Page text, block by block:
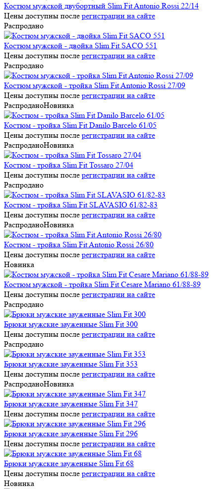
Костюм мужской двубортный Slim Fit Antonio Rossi 22/14
Цены доступны после регистрации на сайте
Распродано
Костюм мужской - двойка Slim Fit SACO 551
Цены доступны после регистрации на сайте
Распродано
Костюм мужской - тройка Slim Fit Antonio Rossi 27/09
Цены доступны после регистрации на сайте
РаспроданоНовинка
Костюм - тройка Slim Fit Danilo Barcelo 61/05
Цены доступны после регистрации на сайте
РаспроданоНовинка
Костюм - тройка Slim Fit Tossaro 27/04
Цены доступны после регистрации на сайте
Распродано
Костюм - тройка Slim Fit SLAVASIO 61/82-83
Цены доступны после регистрации на сайте
РаспроданоНовинка
Костюм - тройка Slim Fit Antonio Rossi 26/80
Цены доступны после регистрации на сайте
Новинка
Костюм мужской - тройка Slim Fit Cesare Mariano 61/88-89
Цены доступны после регистрации на сайте
Распродано
Брюки мужские зауженные Slim Fit 300
Цены доступны после регистрации на сайте
Распродано
Брюки мужские зауженные Slim Fit 353
Цены доступны после регистрации на сайте
РаспроданоНовинка
Брюки мужские зауженные Slim Fit 347
Цены доступны после регистрации на сайте
Брюки мужские зауженные Slim Fit 296
Цены доступны после регистрации на сайте
Брюки мужские зауженные Slim Fit 68
Цены доступны после регистрации на сайте
Новинка